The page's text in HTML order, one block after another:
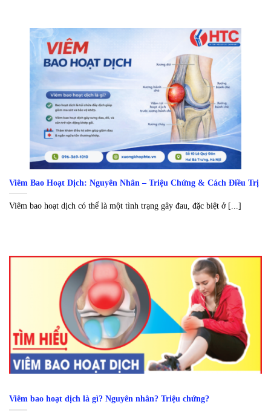
Viêm Bao Hoạt Dịch: Nguyên Nhân – Triệu Chứng & Cách Điều Trị
Viêm bao hoạt dịch có thể là một tình trạng gây đau, đặc biệt ở [...]
Viêm bao hoạt dịch là gì? Nguyên nhân? Triệu chứng?